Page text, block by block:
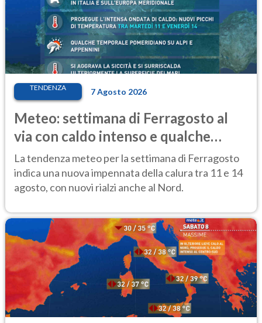
TENDENZA 7 Agosto 2026
Meteo: settimana di Ferragosto al
via con caldo intenso e qualche
temporale
La tendenza meteo per la settimana di Ferragosto
indica una nuova impennata della calura tra 11 e 14
agosto, con nuovi rialzi anche al Nord.